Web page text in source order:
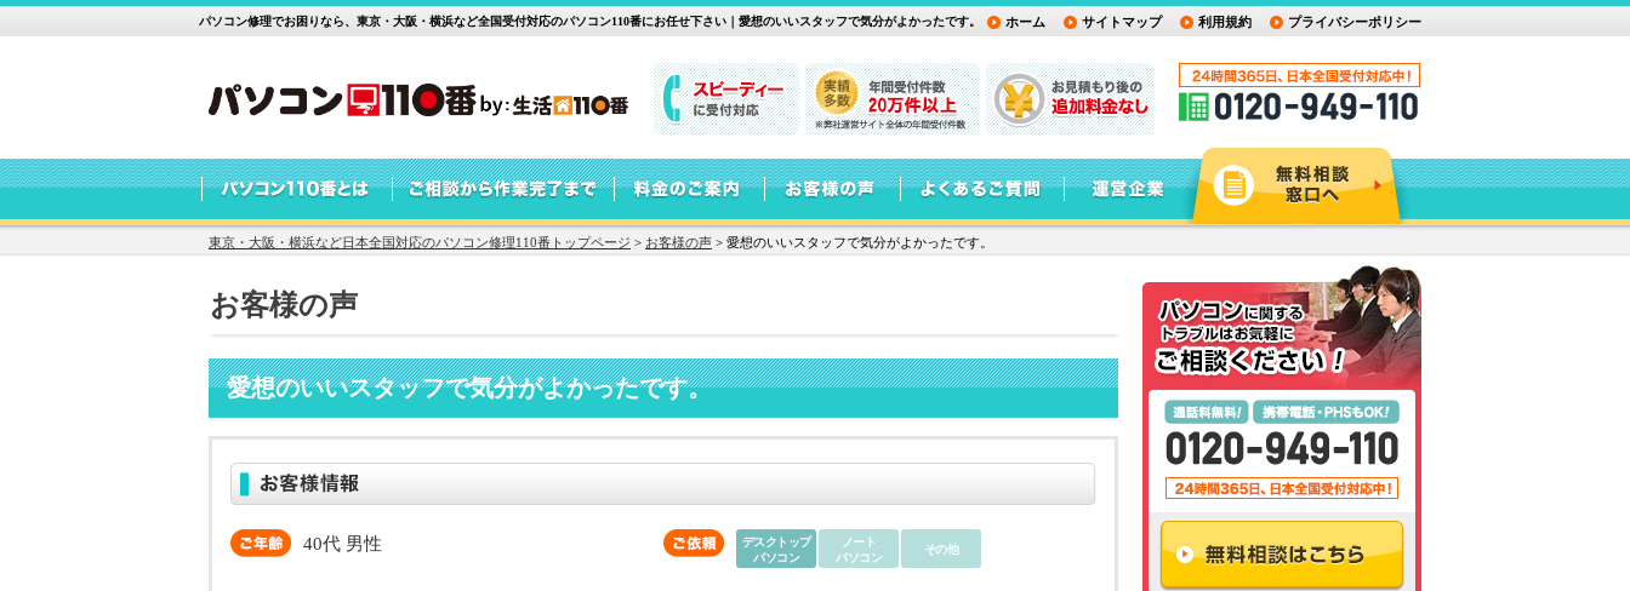
パソコン修理でお困りなら、東京・大阪・横浜など全国受付対応のパソコン110番にお任せ下さい｜愛想のいいスタッフで気分がよかったです。 プライバシーポリシー
利用規約
サイトマップ
ホーム
東京・大阪・横浜など日本全国対応のパソコン修理110番トップページ > お客様の声 > 愛想のいいスタッフで気分がよかったです。
お客様の声
愛想のいいスタッフで気分がよかったです。
40代 男性
デスクトップ
パソコン
ノート
パソコン
その他